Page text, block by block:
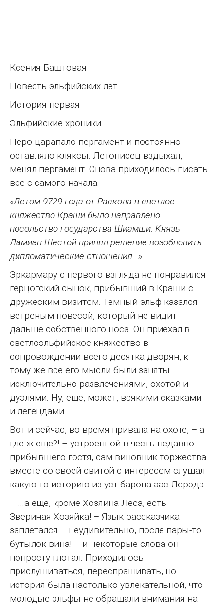
Ксения Баштовая
Повесть эльфийских лет
История первая
Эльфийские хроники
Перо царапало пергамент и постоянно
оставляло кляксы. Летописец вздыхал,
менял пергамент. Снова приходилось писать
все с самого начала.
«Летом 9729 года от Раскола в светлое
княжество Краши было направлено
посольство государства Шиамши. Князь
Ламиан Шестой принял решение возобновить
дипломатические отношения…»
Эркармару с первого взгляда не понравился
герцогский сынок, прибывший в Краши с
дружеским визитом. Темный эльф казался
ветреным повесой, который не видит
дальше собственного носа. Он приехал в
светлоэльфийское княжество в
сопровождении всего десятка дворян, к
тому же все его мысли были заняты
исключительно развлечениями, охотой и
дуэлями. Ну, еще, может, всякими сказками
и легендами.
Вот и сейчас, во время привала на охоте, – а
где ж еще?! – устроенной в честь недавно
прибывшего гостя, сам виновник торжества
вместе со своей свитой с интересом слушал
какую-то историю из уст барона эас Лорэда.
– …а еще, кроме Хозяина Леса, есть
Звериная Хозяйка! – Язык рассказчика
заплетался – неудивительно, после пары-то
бутылок вина! – и некоторые слова он
попросту глотал. Приходилось
прислушиваться, переспрашивать, но
история была настолько увлекательной, что
молодые эльфы не обращали внимания на